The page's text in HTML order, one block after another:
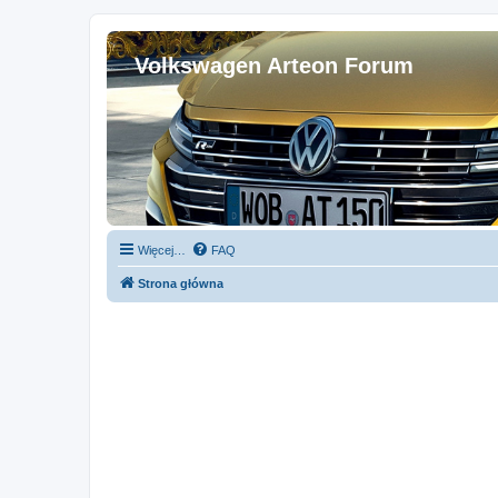
Volkswagen Arteon Forum
Więcej… FAQ
Strona główna